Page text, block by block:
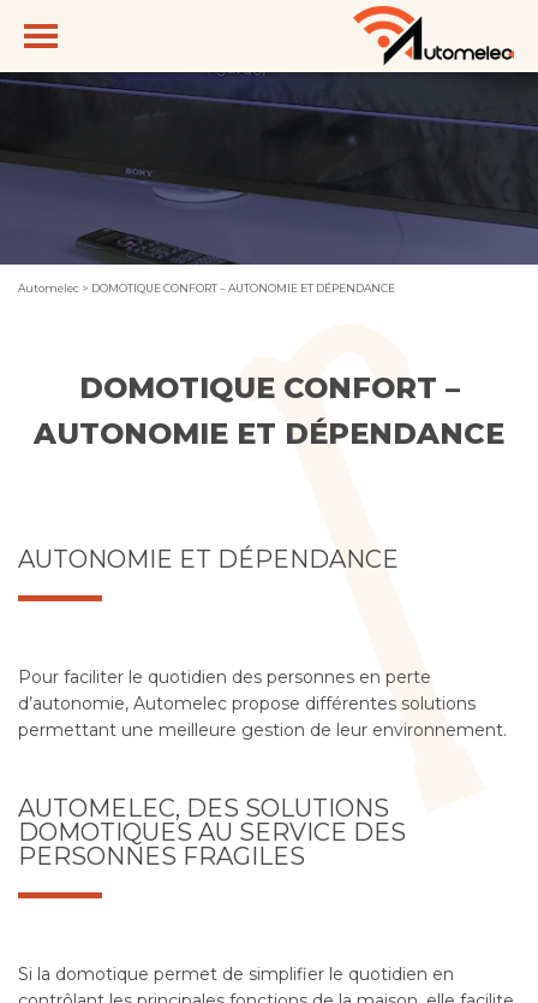
Automelec > DOMOTIQUE CONFORT – AUTONOMIE ET DÉPENDANCE
DOMOTIQUE CONFORT –
AUTONOMIE ET DÉPENDANCE
AUTONOMIE ET DÉPENDANCE
Pour faciliter le quotidien des personnes en perte
d’autonomie, Automelec propose différentes solutions
permettant une meilleure gestion de leur environnement.
AUTOMELEC, DES SOLUTIONS
DOMOTIQUES AU SERVICE DES
PERSONNES FRAGILES
Si la domotique permet de simplifier le quotidien en